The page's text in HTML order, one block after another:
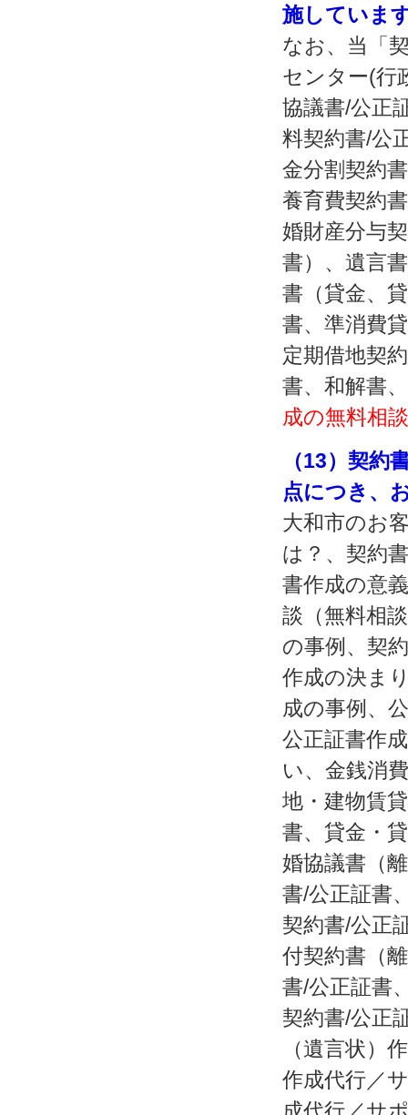
施していま
なお、当「
センター(行
協議書/公正
料契約書/公
金分割契約
養育費契約
婚財産分与
書）、遺言
書（貸金、
書、準消費
定期借地契
書、和解書
成の無料相
（13）契約
点につき、
大和市のお
は？、契約
書作成の意
談（無料相
の事例、契
作成の決ま
成の事例、
公正証書作
い、金銭消
地・建物賃
書、貸金・
婚協議書（
書/公正証書
契約書/公正
付契約書（
書/公正証書
契約書/公正
（遺言状）
作成代行／
成代行／サ